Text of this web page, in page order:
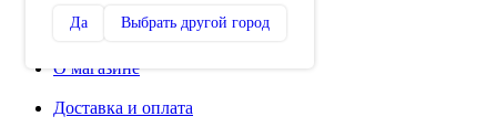
Да Выбрать другой город
Избранное
О магазине
Доставка и оплата